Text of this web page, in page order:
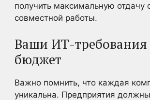
получить максимальную отдачу
совместной работы.
Ваши ИТ-требования
бюджет
Важно помнить, что каждая
уникальна. Предприятия должны